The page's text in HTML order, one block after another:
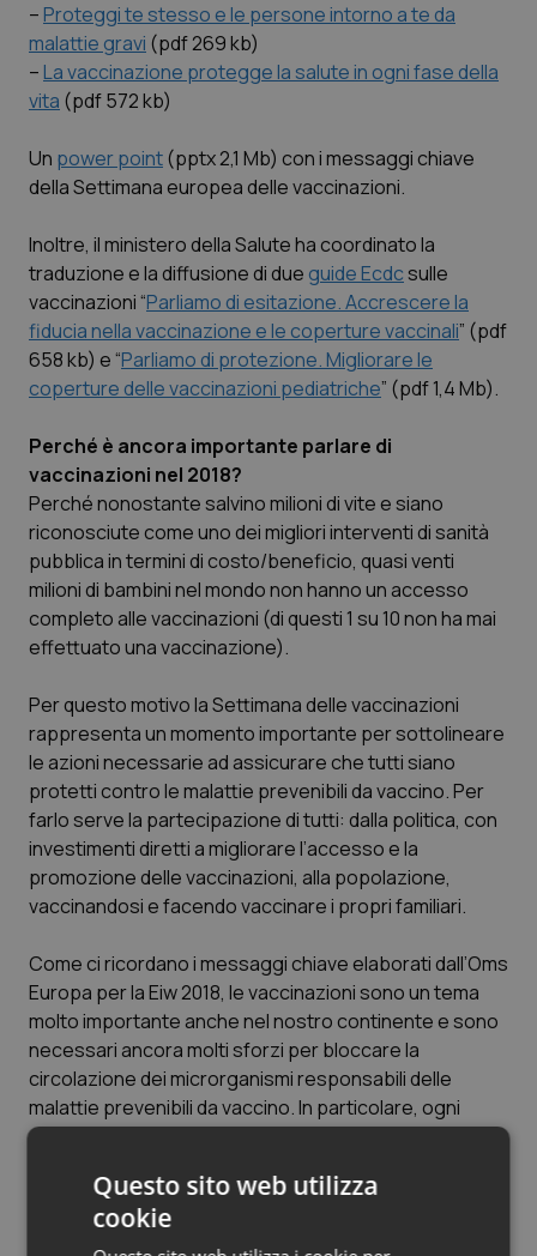
Lombardia
Marche
Molise
Provincia Autonoma di Bolzano
Provincia Autonoma di Trento
Sardegna
Sicilia
Toscana
Umbria
Valle D’Aosta
Veneto
Dolore
Donna & Salute
Epatiti
Infezioni & Febbre
Ipertensione & Scompenso
Malattia di Crohn & Rettocolite Ulcerosa
Neuroscienze & patologie neurodegenerative
Obesità
Oftalmologia
Oncodermatologia
Oncoematologia
Oncologia & Nutrizione
Psoriasi & pelle
Quotidiano Cardiologia
Quotidiano Chirurgia
Quotidiano Oncologia
Rene & patologie urogenitali
–Proteggi te stesso e le persone intorno a te da
malattie gravi (pdf 269 kb)
–La vaccinazione protegge la salute in ogni fase della
vita (pdf 572 kb)
Un power point(pptx 2,1 Mb) con i messaggi chiave
della Settimana europea delle vaccinazioni.
Inoltre, il ministero della Salute ha coordinato la
traduzione e la diffusione di due guide Ecdcsulle
vaccinazioni “Parliamo di esitazione. Accrescere la
fiducia nella vaccinazione e le coperture vaccinali” (pdf
658 kb) e “Parliamo di protezione. Migliorare le
coperture delle vaccinazioni pediatriche” (pdf 1,4 Mb).
Perché è ancora importante parlare di
vaccinazioni nel 2018?
Perché nonostante salvino milioni di vite e siano
riconosciute come uno dei migliori interventi di sanità
pubblica in termini di costo/beneficio, quasi venti
milioni di bambini nel mondo non hanno un accesso
completo alle vaccinazioni (di questi 1 su 10 non ha mai
effettuato una vaccinazione).
Per questo motivo la Settimana delle vaccinazioni
rappresenta un momento importante per sottolineare
le azioni necessarie ad assicurare che tutti siano
protetti contro le malattie prevenibili da vaccino. Per
farlo serve la partecipazione di tutti: dalla politica, con
investimenti diretti a migliorare l’accesso e la
promozione delle vaccinazioni, alla popolazione,
vaccinandosi e facendo vaccinare i propri familiari.
Come ci ricordano i messaggi chiave elaborati dall’Oms
Europa per la Eiw 2018, le vaccinazioni sono un tema
molto importante anche nel nostro continente e sono
necessari ancora molti sforzi per bloccare la
circolazione dei microrganismi responsabili delle
malattie prevenibili da vaccino. In particolare, ogni
persona deve poter essere vaccinata perché ognuno
degli altri.Questo sito web utilizza
cookie